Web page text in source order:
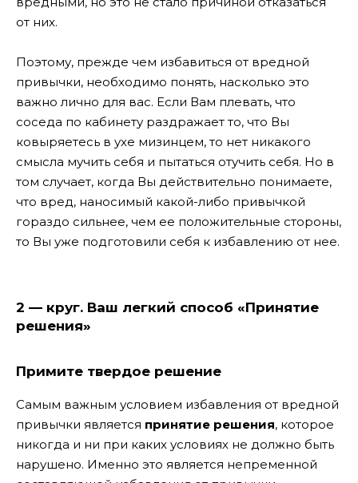
от них.
Поэтому, прежде чем избавиться от вредной
привычки, необходимо понять, насколько это
важно лично для вас. Если Вам плевать, что
соседа по кабинету раздражает то, что Вы
ковыряетесь в ухе мизинцем, то нет никакого
смысла мучить себя и пытаться отучить себя. Но в
том случает, когда Вы действительно понимаете,
что вред, наносимый какой-либо привычкой
гораздо сильнее, чем ее положительные стороны,
то Вы уже подготовили себя к избавлению от нее.
2 — круг. Ваш легкий способ «Принятие
решения»
Примите твердое решение
Самым важным условием избавления от вредной
привычки является принятие решения, которое
никогда и ни при каких условиях не должно быть
нарушено. Именно это является непременной